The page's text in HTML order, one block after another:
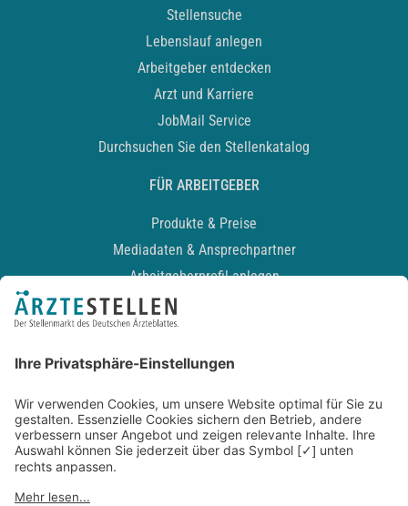
Stellensuche
Lebenslauf anlegen
Arbeitgeber entdecken
Arzt und Karriere
JobMail Service
Durchsuchen Sie den Stellenkatalog
FÜR ARBEITGEBER
Produkte & Preise
Mediadaten & Ansprechpartner
Arbeitgeberprofil anlegen
Recruiting-Podcast
Kontakt
Datenschutz
Newsletter